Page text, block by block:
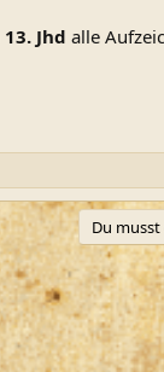
13. Jhd alle
Du